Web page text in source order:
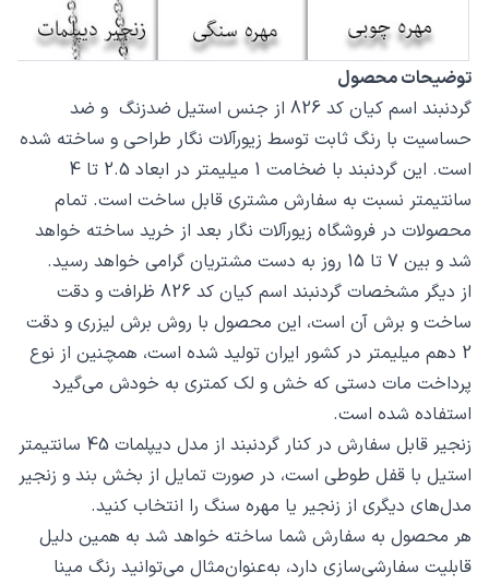
توضیحات محصول
گردنبند اسم کیان کد 826 از جنس استیل ضدزنگ و ضد
حساسیت با رنگ ثابت توسط زیورآلات نگار طراحی و ساخته شده
است. این گردنبند با ضخامت 1 میلیمتر در ابعاد 2.5 تا 4
سانتیمتر نسبت به سفارش مشتری قابل ساخت است. تمام
محصولات در فروشگاه زیورآلات نگار بعد از خرید ساخته خواهد
شد و بین 7 تا 15 روز به دست مشتریان گرامی خواهد رسید.
از دیگر مشخصات گردنبند اسم کیان کد 826 ظرافت و دقت
ساخت و برش آن است، این محصول با روش برش لیزری و دقت
2 دهم میلیمتر در کشور ایران تولید شده است، همچنین از نوع
پرداخت مات دستی که خش و لک کمتری به خودش می‌گیرد
استفاده شده است.
زنجیر قابل سفارش در کنار گردنبند از مدل دیپلمات 45 سانتیمتر
استیل با قفل طوطی است، در صورت تمایل از بخش بند و زنجیر
مدل‌های دیگری از زنجیر یا مهره سنگ را انتخاب کنید.
هر محصول به سفارش شما ساخته خواهد شد به همین دلیل
قابلیت سفارشی‌سازی دارد، به‌عنوان‌مثال می‌توانید رنگ مینا